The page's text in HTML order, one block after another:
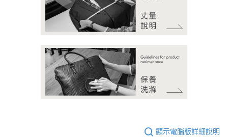
顯示電腦版詳細說明